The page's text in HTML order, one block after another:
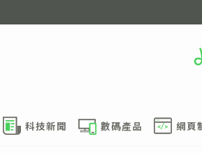
科技新聞 數碼產品 網頁